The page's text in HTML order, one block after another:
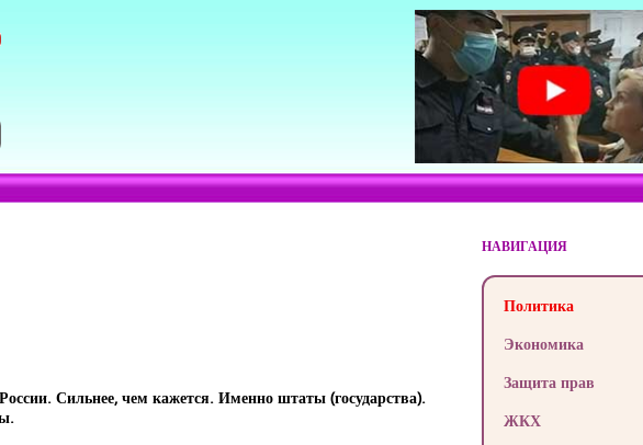
Сильнее, чем кажется. Именно штаты (государства).
НАВИГАЦИЯ
Политика
Экономика
Защита прав
ЖКХ